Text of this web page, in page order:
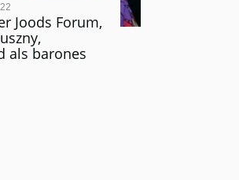
Joods Forum,
als barones